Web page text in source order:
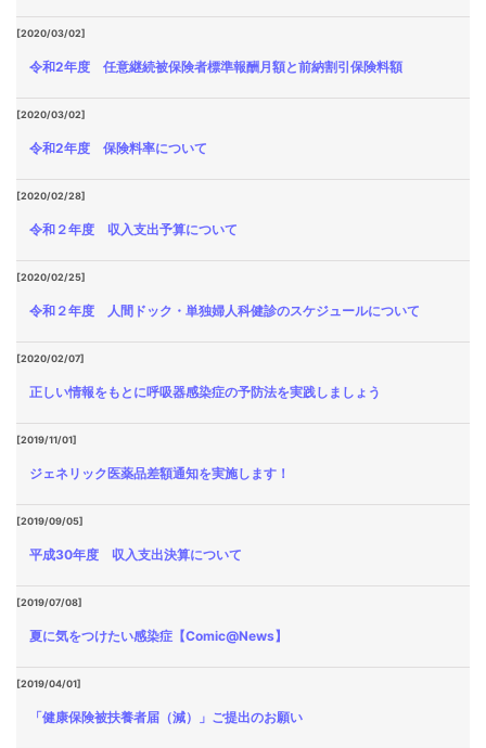
[2020/03/02]
令和2年度 任意継続被保険者標準報酬月額と前納割引保険料額
[2020/03/02]
令和2年度 保険料率について
[2020/02/28]
令和２年度 収入支出予算について
[2020/02/25]
令和２年度 人間ドック・単独婦人科健診のスケジュールについて
[2020/02/07]
正しい情報をもとに呼吸器感染症の予防法を実践しましょう
[2019/11/01]
ジェネリック医薬品差額通知を実施します！
[2019/09/05]
平成30年度 収入支出決算について
[2019/07/08]
夏に気をつけたい感染症【Comic@News】
[2019/04/01]
「健康保険被扶養者届（減）」ご提出のお願い